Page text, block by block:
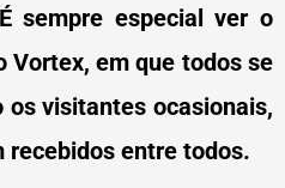
sempre especial ver o
em que todos se
os visitantes ocasionais,
recebidos entre todos.